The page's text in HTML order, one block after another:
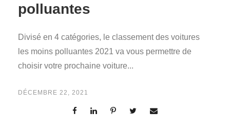
polluantes
Divisé en 4 catégories, le classement des voitures
les moins polluantes 2021 va vous permettre de
choisir votre prochaine voiture...
DÉCEMBRE 22, 2021